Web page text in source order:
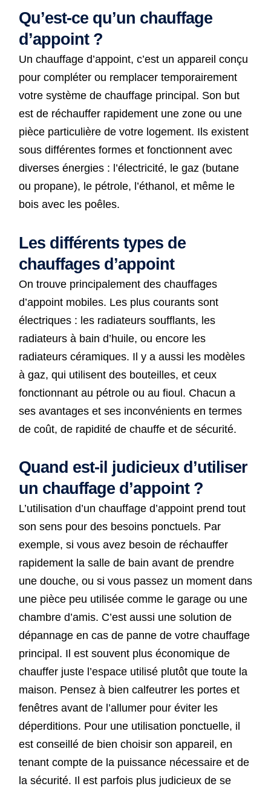
Qu’est-ce qu’un chauffage
d’appoint ?
Un chauffage d’appoint, c’est un appareil conçu
pour compléter ou remplacer temporairement
votre système de chauffage principal. Son but
est de réchauffer rapidement une zone ou une
pièce particulière de votre logement. Ils existent
sous différentes formes et fonctionnent avec
diverses énergies : l’électricité, le gaz (butane
ou propane), le pétrole, l’éthanol, et même le
bois avec les poêles.
Les différents types de
chauffages d’appoint
On trouve principalement des chauffages
d’appoint mobiles. Les plus courants sont
électriques : les radiateurs soufflants, les
radiateurs à bain d’huile, ou encore les
radiateurs céramiques. Il y a aussi les modèles
à gaz, qui utilisent des bouteilles, et ceux
fonctionnant au pétrole ou au fioul. Chacun a
ses avantages et ses inconvénients en termes
de coût, de rapidité de chauffe et de sécurité.
Quand est-il judicieux d’utiliser
un chauffage d’appoint ?
L’utilisation d’un chauffage d’appoint prend tout
son sens pour des besoins ponctuels. Par
exemple, si vous avez besoin de réchauffer
rapidement la salle de bain avant de prendre
une douche, ou si vous passez un moment dans
une pièce peu utilisée comme le garage ou une
chambre d’amis. C’est aussi une solution de
dépannage en cas de panne de votre chauffage
principal. Il est souvent plus économique de
chauffer juste l’espace utilisé plutôt que toute la
maison. Pensez à bien calfeutrer les portes et
fenêtres avant de l’allumer pour éviter les
déperditions. Pour une utilisation ponctuelle, il
est conseillé de bien choisir son appareil, en
tenant compte de la puissance nécessaire et de
la sécurité. Il est parfois plus judicieux de se